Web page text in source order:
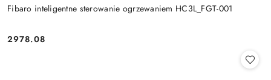
Fibaro inteligentne sterowanie ogrzewaniem HC3L_FGT-001
Cena:
2978.08